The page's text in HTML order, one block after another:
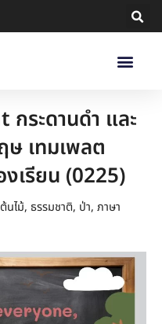
ระดานดำ และ
ษ เทมเพลต
เรียน (0225)
ต้นไม้, ธรรมชาติ, ป่า, ภาษา